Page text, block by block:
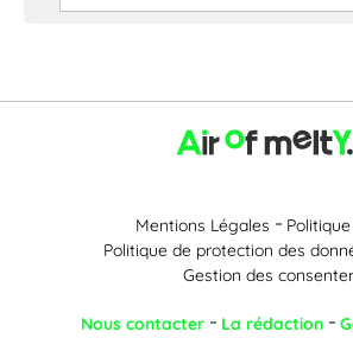
Mentions Légales
Politique de protection des
Gestion des
Nous contacter La rédaction